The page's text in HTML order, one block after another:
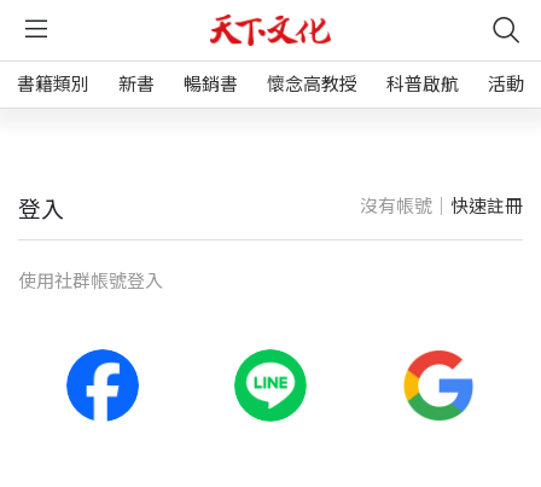
書籍類別 新書 暢銷書 懷念高教授 科普啟航 活動
登入 沒有帳號｜ 快速註冊
使⽤社群帳號登入